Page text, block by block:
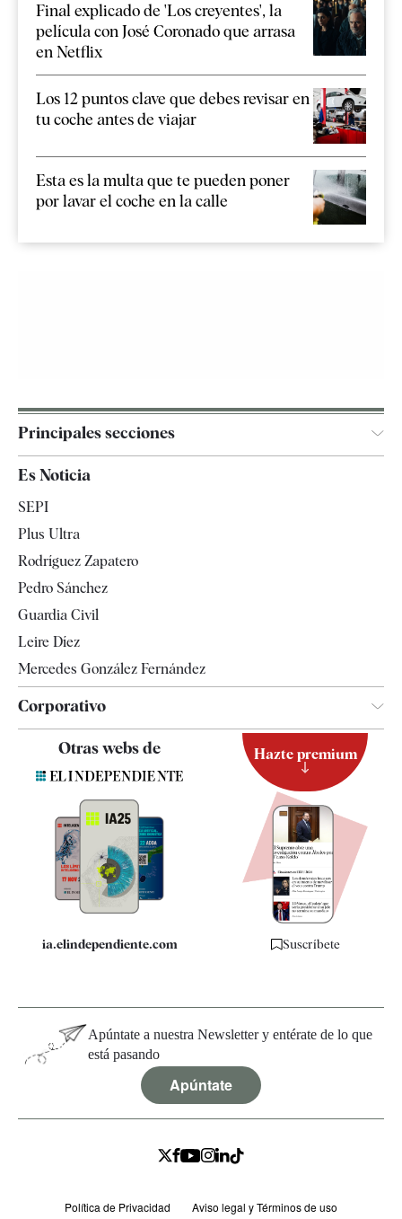
Final explicado de 'Los creyentes', la
película con José Coronado que arrasa
en Netflix
Los 12 puntos clave que debes revisar en
tu coche antes de viajar
Esta es la multa que te pueden poner
por lavar el coche en la calle
Principales secciones
España
Televisión
Es Noticia
SEPI
Plus Ultra
Rodríguez Zapatero
Pedro Sánchez
Guardia Civil
Leire Díez
Mercedes González Fernández
Corporativo
Contacto
Quiénes somos
Especificaciones
Otras webs de
ia.elindependiente.com
Hazte premium
Suscríbete
Apúntate a nuestra Newsletter y entérate de lo que
está pasando
Apúntate
Política de Privacidad Aviso legal y Términos de uso